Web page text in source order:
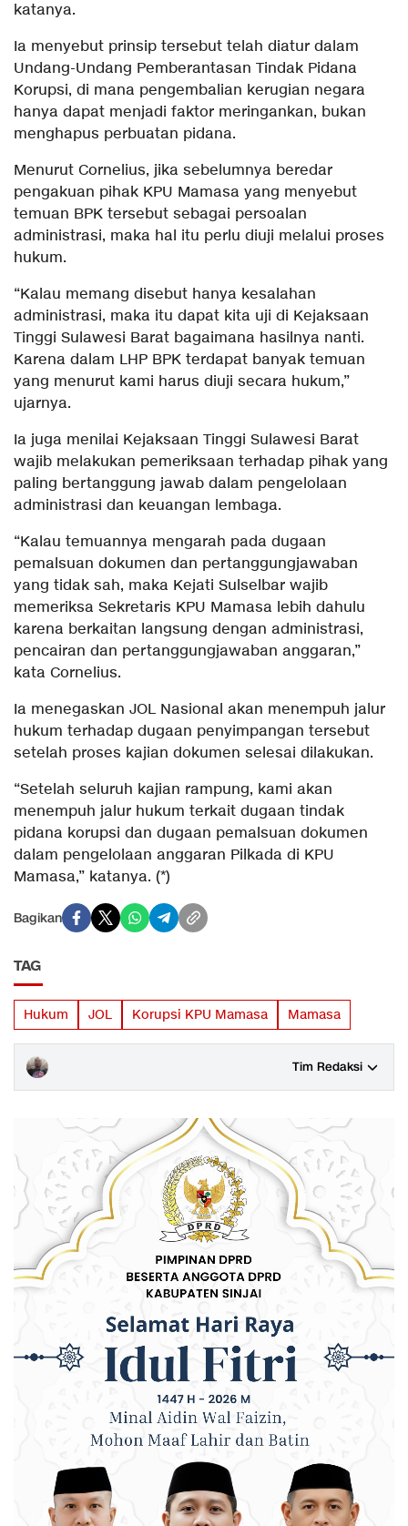
katanya.
Ia menyebut prinsip tersebut telah diatur dalam
Undang-Undang Pemberantasan Tindak Pidana
Korupsi, di mana pengembalian kerugian negara
hanya dapat menjadi faktor meringankan, bukan
menghapus perbuatan pidana.
Menurut Cornelius, jika sebelumnya beredar
pengakuan pihak KPU Mamasa yang menyebut
temuan BPK tersebut sebagai persoalan
administrasi, maka hal itu perlu diuji melalui proses
hukum.
“Kalau memang disebut hanya kesalahan
administrasi, maka itu dapat kita uji di Kejaksaan
Tinggi Sulawesi Barat bagaimana hasilnya nanti.
Karena dalam LHP BPK terdapat banyak temuan
yang menurut kami harus diuji secara hukum,”
ujarnya.
Ia juga menilai Kejaksaan Tinggi Sulawesi Barat
wajib melakukan pemeriksaan terhadap pihak yang
paling bertanggung jawab dalam pengelolaan
administrasi dan keuangan lembaga.
“Kalau temuannya mengarah pada dugaan
pemalsuan dokumen dan pertanggungjawaban
yang tidak sah, maka Kejati Sulselbar wajib
memeriksa Sekretaris KPU Mamasa lebih dahulu
karena berkaitan langsung dengan administrasi,
pencairan dan pertanggungjawaban anggaran,”
kata Cornelius.
Ia menegaskan JOL Nasional akan menempuh jalur
hukum terhadap dugaan penyimpangan tersebut
setelah proses kajian dokumen selesai dilakukan.
“Setelah seluruh kajian rampung, kami akan
menempuh jalur hukum terkait dugaan tindak
pidana korupsi dan dugaan pemalsuan dokumen
dalam pengelolaan anggaran Pilkada di KPU
Mamasa,” katanya. (*)
Bagikan
TAG
Hukum JOL Korupsi KPU Mamasa Mamasa
Tim Redaksi